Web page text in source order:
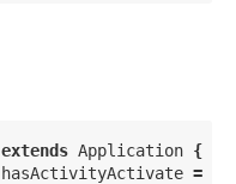
extends Application {
hasActivityActivate =